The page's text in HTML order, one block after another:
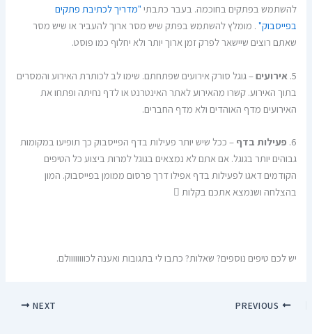
להשתמש בפתקים בחוכמה. בעבר כתבתי "מדריך לכתיבת פתקים
בפייסבוק" . מומלץ להשתמש בפתק שיש מסר ארוך להעביר או שיש מסר
שאתם רוצים שיישאר לפרק זמן ארוך יותר ולא יחלוף כמו פוסט.
5. אירועים– גוגל סורק אירועים שפתחתם. שימו לב לכותרת האירוע והמסרים
בתוך האירוע. קשרו מהאירוע לאתר האינטרנט או לדף נחיתה ופתחו את
האירועים מדף האוהדים ולא מדף החברים.
6. פעילות בדף – ככל שיש יותר פעילות בדף הפייסבוק כך תופיעו במקומות
גבוהים יותר בגוגל. אם אתם לא נמצאים בגוגל למרות ביצוע כל הטיפים
הקודמים דאגו לפעילות בדף אפילו דרך פרסום ממומן בפייסבוק. המון
בהצלחה ושנמצא אתכם בקלות 
יש לכם טיפים נוספים? שאלות? כתבו לי בתגובות ואענה לכוווווווולם.
NEXT